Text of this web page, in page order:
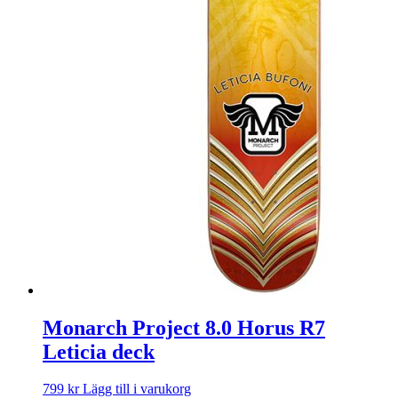
Monarch Project 8.0 Horus R7
Leticia deck
799 kr Lägg till i varukorg